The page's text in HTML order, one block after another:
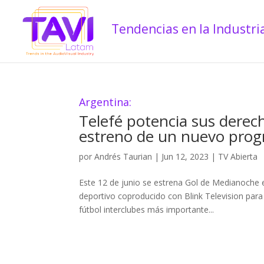
Argentina:
Telefé potencia sus
estreno de un nuevo
porAndrés Taurian | Jun 12, 2023 | TV Abierta
Este 12 de junio se estrena Gol de
deportivo coproducido con Blink Television
fútbol interclubes más importante...